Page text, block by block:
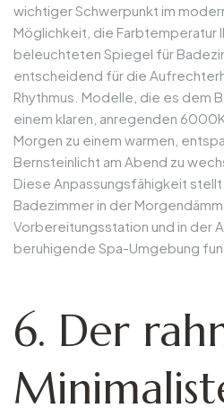
wichtiger Schwerpunkt im
Möglichkeit, die Farbtemperatur
beleuchteten Spiegel für
entscheidend für die
Rhythmus. Modelle, die es dem
einem klaren, anregenden
Morgen zu einem warmen,
Bernsteinlicht am Abend zu
Diese Anpassungsfähigkeit stellt
Badezimmer in der
Vorbereitungsstation und in der
beruhigende Spa-Umgebung
6. Der